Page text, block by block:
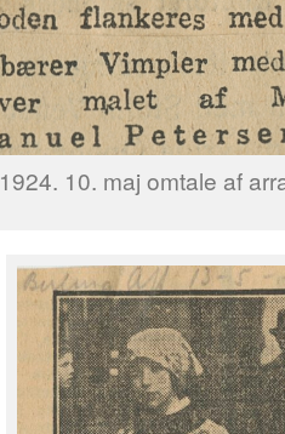
1924. 10. maj omtale af